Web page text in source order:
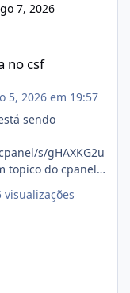
7, 2026
no csf
5, 2026 em 19:57
sendo
s/gHAXKG2u
topico do cpanel...
visualizações